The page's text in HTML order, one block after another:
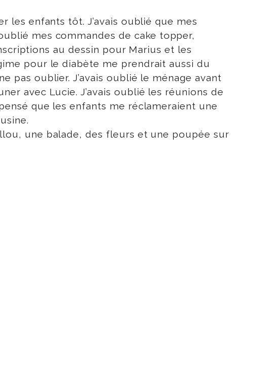
les enfants tôt. J’avais oublié que mes
mes commandes de cake topper,
au dessin pour Marius et les
pour le diabète me prendrait aussi du
pas oublier. J’avais oublié le ménage avant
avec Lucie. J’avais oublié les réunions de
que les enfants me réclameraient une
une balade, des fleurs et une poupée sur